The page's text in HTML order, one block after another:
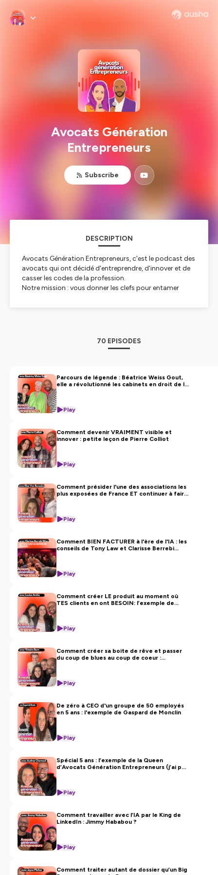
Avocats Génération
Entrepreneurs
Subscribe
DESCRIPTION
Avocats Génération Entrepreneurs, c'est le podcast des
avocats qui ont décidé d'entreprendre, d'innover et de
casser les codes de la profession.
Notre mission : vous donner les clefs pour entamer
terrain de jeu plutôt qu'une contrainte.
Des contenus inspirants, des stratégies concrètes et
scaler son cabinet, pivoter vers le digital, entreprendre
au-delà du droit.
Si vous avez envie d'oser, contactez-nous — nous vous
accompagnerons dans votre projet.
Si vous voulez nous suivre et nous soutenir, abonnez-
parlez-en autour de vous.
Audrey Chemouli & Manuel Meneghini
Audrey Chemouli, avocate et entrepreneuse, fondatrice
du cabinet Chemouli Profession Libérale —
Manuel Meneghini, avocat associé spécialiste en droit
des assurances, Co-Président ACE Jeunes Avocats Paris
—lincoln-avocats.com
Hébergé par Ausha. Visitez
70 EPISODES
Parcours de légende : Béatrice Weiss Gout,
elle a révolutionné les cabinets en droit de la
Play
Comment devenir VRAIMENT visible et
innover : petite leçon de Pierre Colliot
Play
Comment présider l'une des associations les
plus exposées de France ET continuer à faire
Play
Comment BIEN FACTURER à l'ère de l'IA : les
conseils de Tony Law et Clarisse Berrebi
Play
Comment créer LE produit au moment où
TES clients en ont BESOIN: l’exemple de
Play
Comment créer sa boite de rêve et passer
du coup de blues au coup de coeur :
Play
De zéro à CEO d'un groupe de 50 employés
en 5 ans : l'exemple de Gaspard de Monclin
Play
Spécial 5 ans : l’exemple de la Queen
d’Avocats Génération Entrepreneurs (j’ai pas
Play
Comment travailler avec l’IA par le King de
LinkedIn : Jimmy Hababou ?
Play
Comment traiter autant de dossier qu’un Big